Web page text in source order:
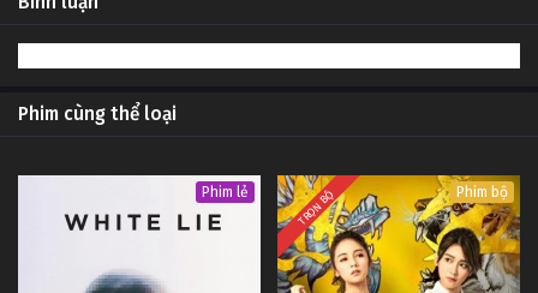
Phim cùng thể loại
Phim lẻ TRỌN BỘ Phim bộ